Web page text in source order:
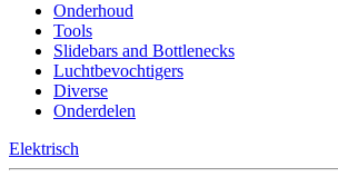
Onderhoud
Tools
Slidebars and Bottlenecks
Luchtbevochtigers
Diverse
Onderdelen
Elektrisch